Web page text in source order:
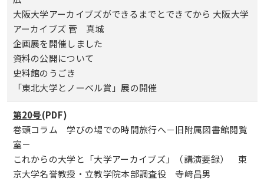
大阪大学アーカイブズができるまでとできてから 大阪大学
アーカイブズ 菅 真城
企画展を開催しました
資料の公開について
史料館のうごき
「東北大学とノーベル賞」展の開催
第20号(PDF)
巻頭コラム 学びの場での時間旅行へ－旧附属図書館閲覧
室－
これからの大学と「大学アーカイブズ」（講演要録） 東
京大学名誉教授・立教学院本部調査役 寺﨑昌男